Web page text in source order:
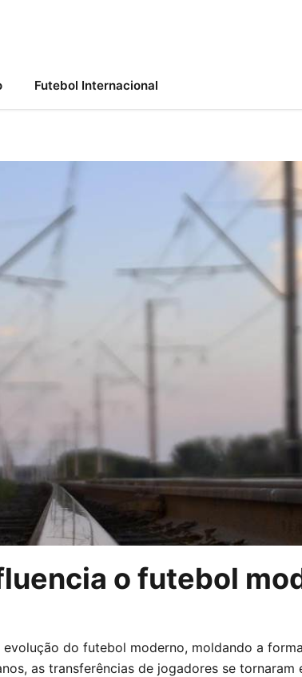
Futebol Internacional
o futebol
do futebol moderno, moldando a
as transferências de jogadores se